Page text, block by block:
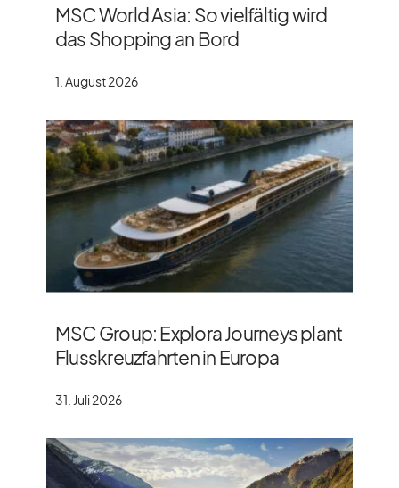
MSC World Asia: So vielfältig wird
das Shopping an Bord
1. August 2026
MSC Group: Explora Journeys plant
Flusskreuzfahrten in Europa
31. Juli 2026